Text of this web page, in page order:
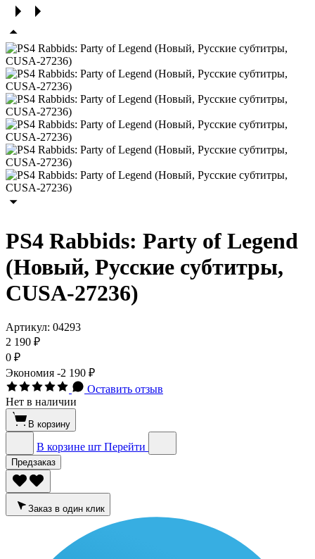
PS4 Rabbids: Party of Legend
(Новый, Русские субтитры,
CUSA-27236)
Артикул: 04293
2 190 ₽
0 ₽
Экономия -2 190 ₽
Оставить отзыв
Нет в наличии
В корзину
В корзине шт Перейти
Предзаказ
Заказ в один клик